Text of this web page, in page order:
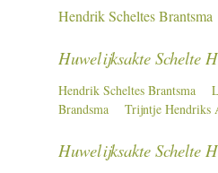
Hendrik Scheltes Brantsma
Huwelijksakte Schelte
Hendrik Scheltes Brantsma
Brandsma
Trijntje Hendriks
Huwelijksakte Schelte